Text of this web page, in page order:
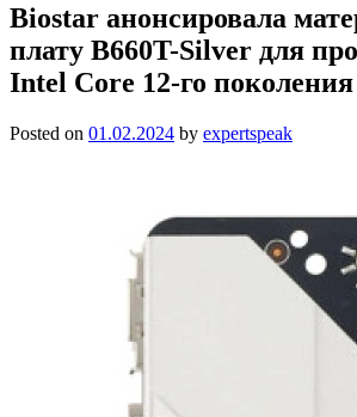
Biostar анонсировала
плату B660T-Silver для
Intel Core 12-го поколения
Posted on 01.02.2024 by expertspeak